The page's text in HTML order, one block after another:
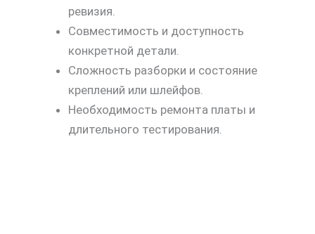
ревизия.
Совместимость и доступность
конкретной детали.
Сложность разборки и состояние
креплений или шлейфов.
Необходимость ремонта платы и
длительного тестирования.